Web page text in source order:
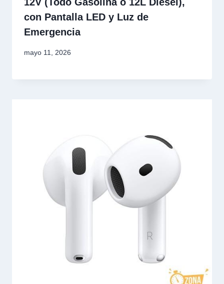
12V (Todo Gasolina o 12L Diésel),
con Pantalla LED y Luz de
Emergencia
mayo 11, 2026